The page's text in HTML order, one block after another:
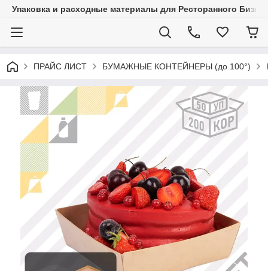
Упаковка и расходные материалы для Ресторанного
ПРАЙС ЛИСТ БУМАЖНЫЕ КОНТЕЙНЕРЫ (до 100°)